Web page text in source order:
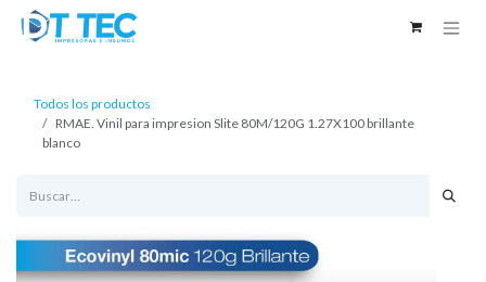
Ir al contenido
Todos los productos
RMAE. Vinil para impresion Slite 80M/120G 1.27X100 brillante
blanco